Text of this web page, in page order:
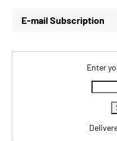
E-mail Subscription
Enter